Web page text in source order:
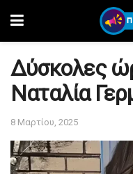
Δύσκολες
Ναταλία
8 Μαρτίου, 2025